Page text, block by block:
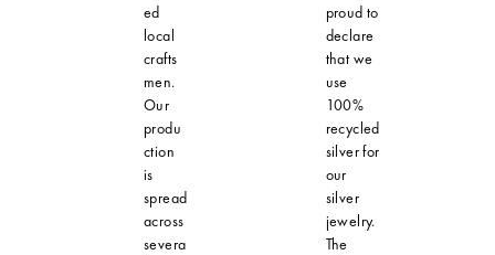
ed
local
crafts
men.
Our
produ
ction
is
spread
across
severa
proud to
declare
that we
use
100%
recycled
silver for
our
silver
jewelry.
The